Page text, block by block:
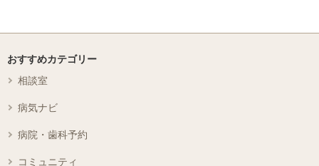
おすすめカテゴリー
相談室
病気ナビ
病院・歯科予約
コミュニティ